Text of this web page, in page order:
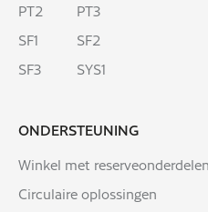
PT2
PT3
SF1
SF2
SF3
SYS1
ONDERSTEUNING
Winkel met reserveonderdelen
Circulaire oplossingen